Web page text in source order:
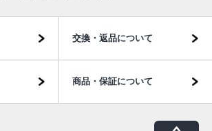
交換・返品について
商品・保証について